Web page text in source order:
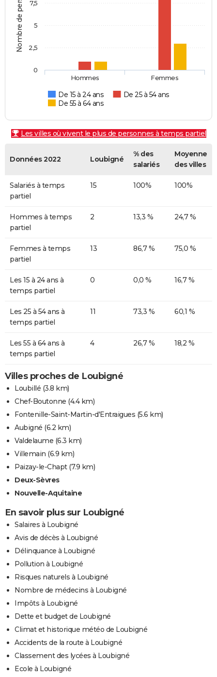
De 15 à 24 ans
De 25 à 54 ans
De 55 à 64 ans
Hommes Femmes
0
2,5
5
7,5
Les villes où vivent le plus de personnes à temps partiel
Données 2022 Loubigné
% des
salariés
Moyenne
des villes
Salariés à temps
partiel
15 100% 100%
Hommes à temps
partiel
2 13,3 % 24,7 %
Femmes à temps
partiel
13 86,7 % 75,0 %
Les 15 à 24 ans à
temps partiel
0 0,0 % 16,7 %
Les 25 à 54 ans à
temps partiel
11 73,3 % 60,1 %
Les 55 à 64 ans à
temps partiel
4 26,7 % 18,2 %
Villes proches de Loubigné
Loubillé (3.8 km)
Chef-Boutonne (4.4 km)
Fontenille-Saint-Martin-d'Entraigues (5.6 km)
Aubigné (6.2 km)
Valdelaume (6.3 km)
Villemain (6.9 km)
Paizay-le-Chapt(7.9 km)
Deux-Sèvres
Nouvelle-Aquitaine
En savoir plus sur Loubigné
Salaires à Loubigné
Avis de décès à Loubigné
Délinquance à Loubigné
Pollution à Loubigné
Risques naturels à Loubigné
Nombre de médecins à Loubigné
Impôts à Loubigné
Dette et budget de Loubigné
Climat et historique météo de Loubigné
Accidents de la route à Loubigné
Classement des lycées à Loubigné
Ecole à Loubigné